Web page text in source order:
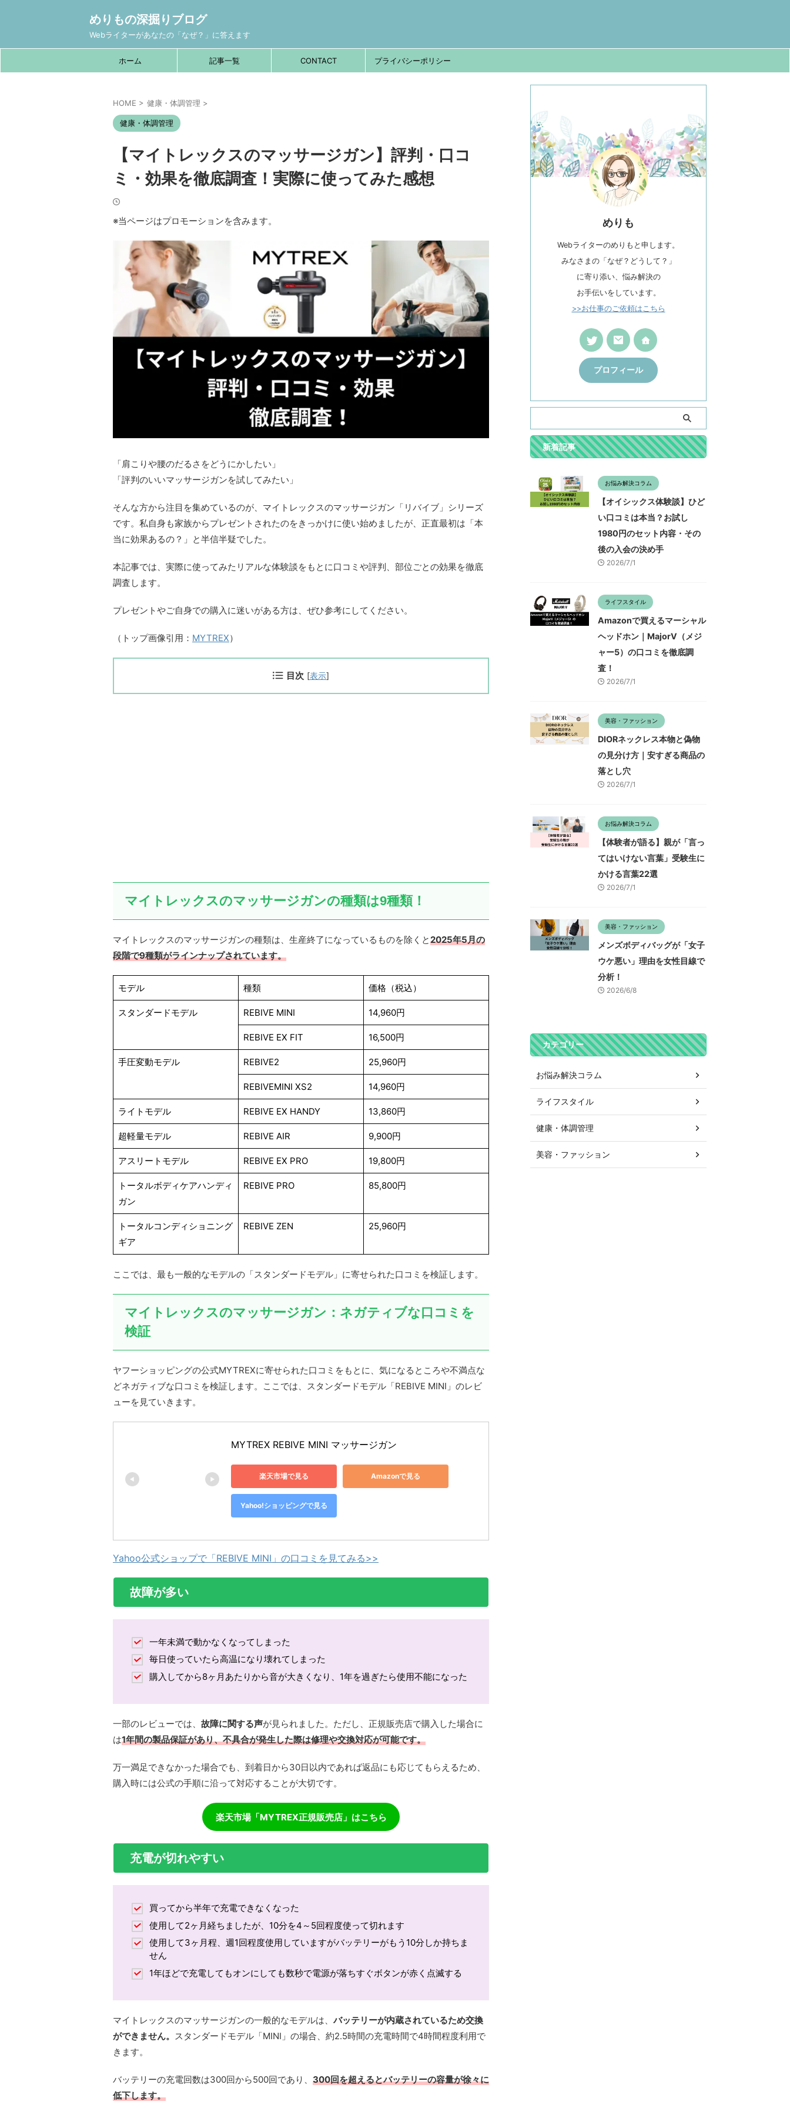
めりもの深掘りブログ
Webライターがあなたの「なぜ？」に答えます
ホーム 記事一覧 CONTACT プライバシーポリシー
HOME > 健康・体調管理 >
健康・体調管理
【マイトレックスのマッサージガン】評判・口コ
ミ・効果を徹底調査！実際に使ってみた感想
※当ページはプロモーションを含みます。
「肩こりや腰のだるさをどうにかしたい」
「評判のいいマッサージガンを試してみたい」
そんな方から注目を集めているのが、マイトレックスのマッサージガン「リバイブ」シリーズ
です。私自身も家族からプレゼントされたのをきっかけに使い始めましたが、正直最初は「本
当に効果あるの？」と半信半疑でした。
本記事では、実際に使ってみたリアルな体験談をもとに口コミや評判、部位ごとの効果を徹底
調査します。
プレゼントやご自身での購入に迷いがある方は、ぜひ参考にしてください。
（トップ画像引用： MYTREX）
目次 [表示]
マイトレックスのマッサージガンの種類は9種類！
マイトレックスのマッサージガンの種類は、生産終了になっているものを除くと2025年5月の
段階で9種類がラインナップされています。
モデル 種類 価格（税込）
スタンダードモデル REBIVE MINI 14,960円
REBIVE EX FIT 16,500円
手圧変動モデル REBIVE2 25,960円
REBIVEMINI XS2 14,960円
ライトモデル REBIVE EX HANDY 13,860円
超軽量モデル REBIVE AIR 9,900円
アスリートモデル REBIVE EX PRO 19,800円
トータルボディケアハンディ
ガン
REBIVE PRO 85,800円
トータルコンディショニング
ギア
REBIVE ZEN 25,960円
ここでは、最も一般的なモデルの「スタンダードモデル」に寄せられた口コミを検証します。
マイトレックスのマッサージガン：ネガティブな口コミを
検証
ヤフーショッピングの公式MYTREXに寄せられた口コミをもとに、気になるところや不満点な
どネガティブな口コミを検証します。ここでは、スタンダードモデル「REBIVE MINI」のレビ
ューを見ていきます。
MYTREX REBIVE MINI マッサージガン
楽天市場で見る Amazonで見る
Yahoo!ショッピングで見る
Yahoo公式ショップで「REBIVE MINI」の口コミを見てみる>>
故障が多い
一年未満で動かなくなってしまった
毎日使っていたら高温になり壊れてしまった
購入してから8ヶ月あたりから音が大きくなり、1年を過ぎたら使用不能になった
一部のレビューでは、 故障に関する声が見られました。ただし、正規販売店で購入した場合に
は1年間の製品保証があり、不具合が発生した際は修理や交換対応が可能です。
万一満足できなかった場合でも、到着日から30日以内であれば返品にも応じてもらえるため、
購入時には公式の手順に沿って対応することが大切です。
楽天市場「MYTREX正規販売店」はこちら
充電が切れやすい
買ってから半年で充電できなくなった
使用して2ヶ月経ちましたが、10分を4～5回程度使って切れます
使用して3ヶ月程、週1回程度使用していますがバッテリーがもう10分しか持ちま
せん
1年ほどで充電してもオンにしても数秒で電源が落ちすぐボタンが赤く点滅する
マイトレックスのマッサージガンの一般的なモデルは、 バッテリーが内蔵されているため交換
ができません。 スタンダードモデル「MINI」の場合、約2.5時間の充電時間で4時間程度利用で
きます。
バッテリーの充電回数は300回から500回であり、 300回を超えるとバッテリーの容量が徐々に
低下します。
めりも
Webライターのめりもと申します。
みなさまの「なぜ？どうして？」
に寄り添い、悩み解決の
お手伝いをしています。
>>お仕事のご依頼はこちら
プロフィール
新着記事
お悩み解決コラム
【オイシックス体験談】ひど
い口コミは本当？お試し
1980円のセット内容・その
後の入会の決め手
2026/7/1
ライフスタイル
Amazonで買えるマーシャル
ヘッドホン｜MajorV（メジ
ャー5）の口コミを徹底調
査！
2026/7/1
美容・ファッション
DIORネックレス本物と偽物
の見分け方｜安すぎる商品の
落とし穴
2026/7/1
お悩み解決コラム
【体験者が語る】親が「言っ
てはいけない言葉」受験生に
かける言葉22選
2026/7/1
美容・ファッション
メンズボディバッグが「女子
ウケ悪い」理由を女性目線で
分析！
2026/6/8
カテゴリー
お悩み解決コラム
ライフスタイル
健康・体調管理
美容・ファッション